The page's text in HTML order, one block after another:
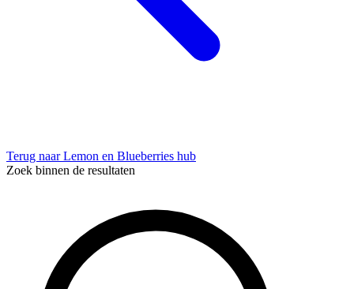
Terug naar Lemon en Blueberries hub
Zoek binnen de resultaten